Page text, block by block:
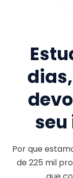
Por que
de225 mil